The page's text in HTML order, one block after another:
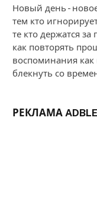
Новый день -
тем кто
те кто держатся
как повторять
воспоминания
блекнуть со
РЕКЛАМА